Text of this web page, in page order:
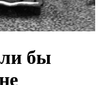
бы